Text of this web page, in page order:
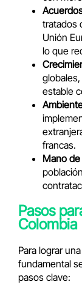
tratados
Unión
lo que
estable
francas.
Mano
Pasos
Colombia
Para lograr
fundamental
pasos clave: